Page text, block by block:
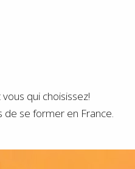
qui choisissez!
de se former en France.